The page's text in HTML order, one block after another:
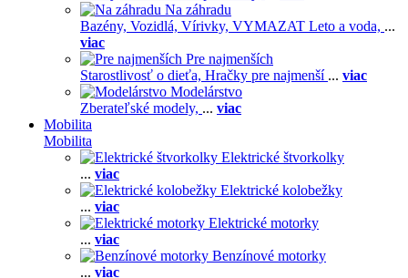
Na záhradu
Bazény, Vozidlá, Vírivky, VYMAZAT Leto a voda, ...
viac
Pre najmenších
Starostlivosť o dieťa, Hračky pre najmenší ... viac
Modelárstvo
Zberateľské modely, ... viac
Mobilita
Mobilita
Elektrické štvorkolky
... viac
Elektrické kolobežky
... viac
Elektrické motorky
... viac
Benzínové motorky
... viac